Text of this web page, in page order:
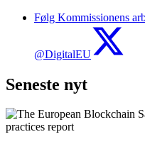
Følg Kommissionens
@DigitalEU
Seneste nyt